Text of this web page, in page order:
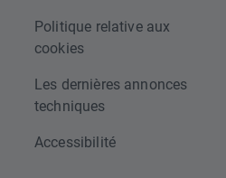
Politique relative aux
cookies
Les dernières annonces
techniques
Accessibilité